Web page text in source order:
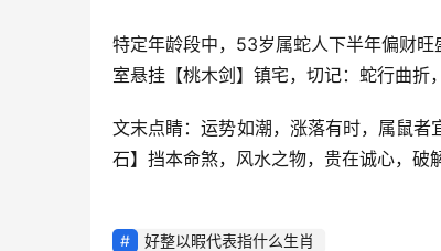
特定年龄段中，53岁属蛇人下半年偏财
室悬挂【桃木剑】镇宅，切记：蛇行曲折
文末点睛：运势如潮，涨落有时，属鼠
石】挡本命煞，风水之物，贵在诚心，破
好整以暇代表指什么生肖